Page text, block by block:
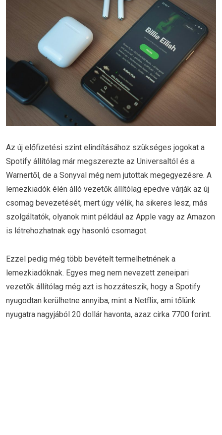
Az új előfizetési szint elindításához szükséges jogokat a
Spotify állítólag már megszerezte az Universaltól és a
Warnertől, de a Sonyval még nem jutottak megegyezésre. A
lemezkiadók élén álló vezetők állítólag epedve várják az új
csomag bevezetését, mert úgy vélik, ha sikeres lesz, más
szolgáltatók, olyanok mint például az Apple vagy az Amazon
is létrehozhatnak egy hasonló csomagot.
Ezzel pedig még több bevételt termelhetnének a
lemezkiadóknak. Egyes meg nem nevezett zeneipari
vezetők állítólag még azt is hozzáteszik, hogy a Spotify
nyugodtan kerülhetne annyiba, mint a Netflix, ami tőlünk
nyugatra nagyjából 20 dollár havonta, azaz cirka 7700 forint.